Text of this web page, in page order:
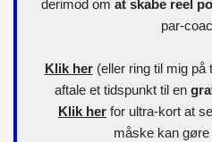
derimod om at skabe reel
par-
Klik her(eller ring til mig på
aftale et tidspunkt til en
Klik her for ultra-kort at
måske kan gøre